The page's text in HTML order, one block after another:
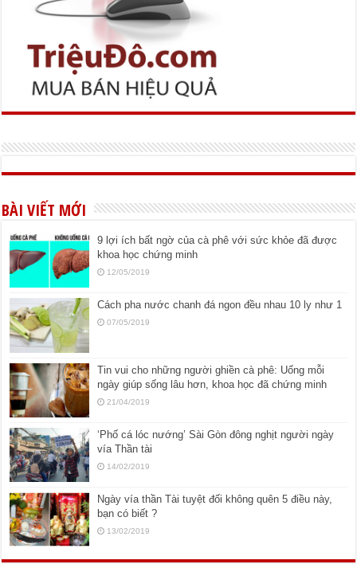
BÀI VIẾT MỚI
9 lợi ích bất ngờ của cà phê với sức khỏe đã được
khoa học chứng minh
12/05/2019
Cách pha nước chanh đá ngon đều nhau 10 ly như 1
07/05/2019
Tin vui cho những người ghiền cà phê: Uống mỗi
ngày giúp sống lâu hơn, khoa học đã chứng minh
21/04/2019
‘Phố cá lóc nướng’ Sài Gòn đông nghịt người ngày
vía Thần tài
14/02/2019
Ngày vía thần Tài tuyệt đối không quên 5 điều này,
bạn có biết ?
13/02/2019